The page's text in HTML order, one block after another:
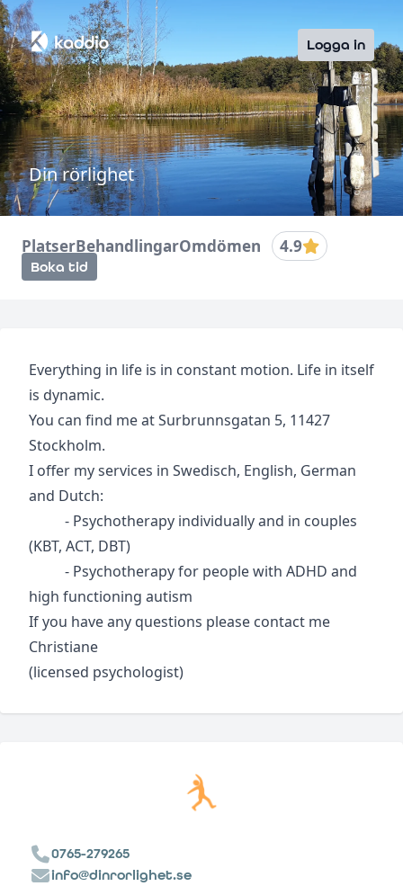
Logga in
Din rörlighet
PlatserBehandlingarOmdömen 4.9
Boka tid
Everything in life is in constant motion. Life in itself
is dynamic.
You can find me at Surbrunnsgatan 5, 11427
Stockholm.
I offer my services in Swedisch, English, German
and Dutch:
- Psychotherapy individually and in couples
(KBT, ACT, DBT)
- Psychotherapy for people with ADHD and
high functioning autism
If you have any questions please contact me
Christiane
(licensed psychologist)
0765-279265
info@dinrorlighet.se